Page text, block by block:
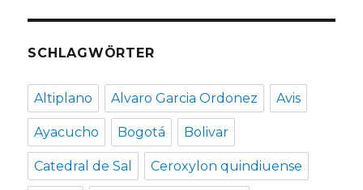
SCHLAGWÖRTER
Altiplano Alvaro Garcia Ordonez Avis
Ayacucho Bogotá Bolivar
Catedral de Sal Ceroxylon quindiuense